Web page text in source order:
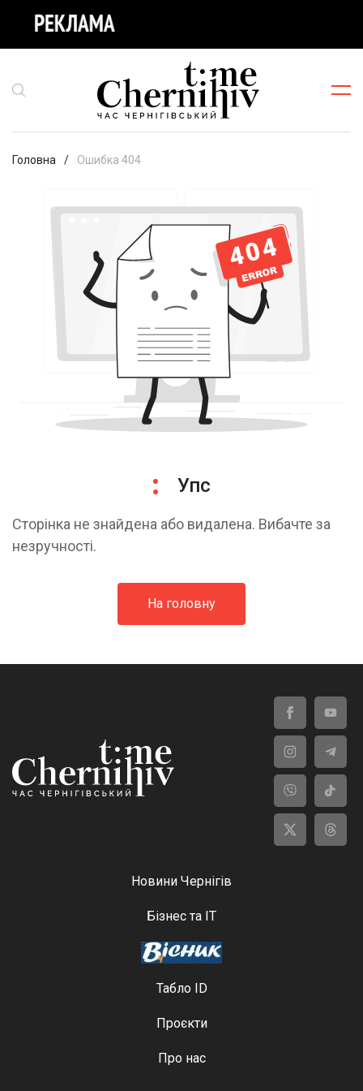
Головна Ошибка 404
Упс
Сторінка не знайдена або видалена. Вибачте за
незручності.
На головну
Новини Чернігів
Бізнес та ІТ
Табло ID
Проєкти
Про нас